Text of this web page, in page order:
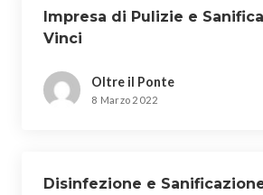
Impresa di Pulizie e
Vinci
Oltre il Ponte
8 Marzo 2022
Disinfezione e